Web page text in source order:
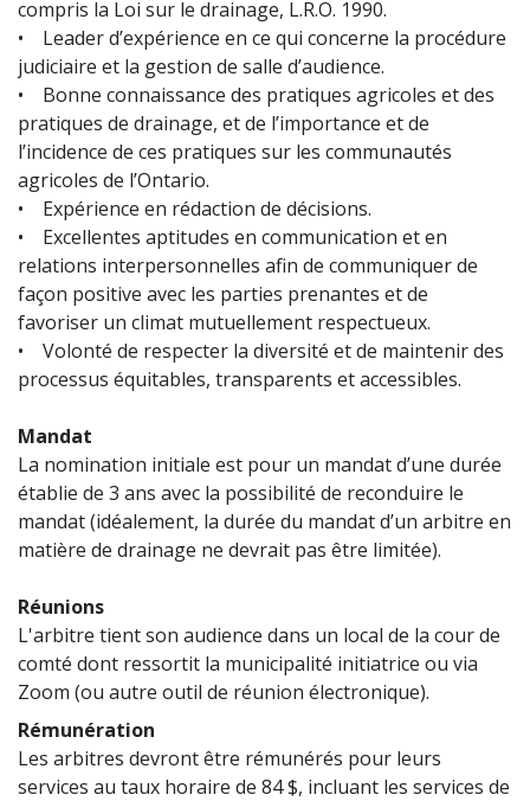
compris la Loi sur le drainage, L.R.O. 1990.
• Leader d’expérience en ce qui concerne la procédure
judiciaire et la gestion de salle d’audience.
• Bonne connaissance des pratiques agricoles et des
pratiques de drainage, et de l’importance et de
l’incidence de ces pratiques sur les communautés
agricoles de l’Ontario.
• Expérience en rédaction de décisions.
• Excellentes aptitudes en communication et en
relations interpersonnelles afin de communiquer de
façon positive avec les parties prenantes et de
favoriser un climat mutuellement respectueux.
• Volonté de respecter la diversité et de maintenir des
processus équitables, transparents et accessibles.
Mandat
La nomination initiale est pour un mandat d’une durée
établie de 3 ans avec la possibilité de reconduire le
mandat (idéalement, la durée du mandat d’un arbitre en
matière de drainage ne devrait pas être limitée).
Réunions
L'arbitre tient son audience dans un local de la cour de
comté dont ressortit la municipalité initiatrice ou via
Zoom (ou autre outil de réunion électronique).
Rémunération
Les arbitres devront être rémunérés pour leurs
services au taux horaire de 84 $, incluant les services de